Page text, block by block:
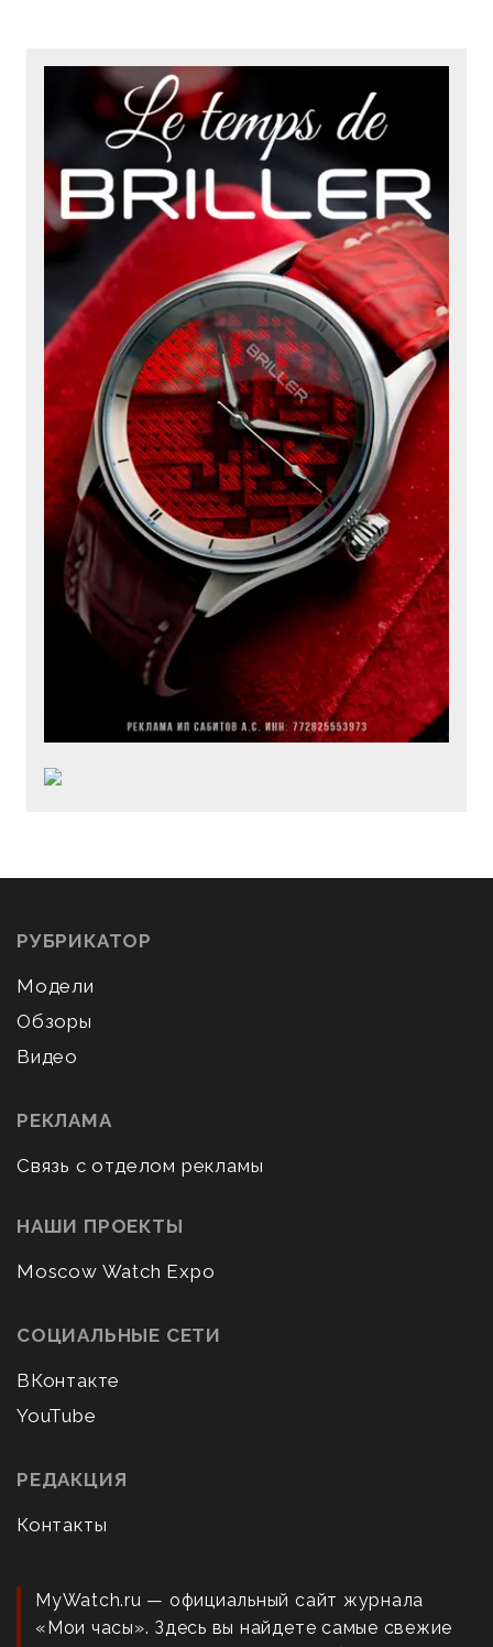
РУБРИКАТОР
Модели
Обзоры
Видео
РЕКЛАМА
Связь с отделом рекламы
НАШИ ПРОЕКТЫ
Moscow Watch Expo
СОЦИАЛЬНЫЕ СЕТИ
ВКонтакте
YouTube
РЕДАКЦИЯ
Контакты
MyWatch.ru — официальный сайт журнала
«Мои часы». Здесь вы найдете самые свежие